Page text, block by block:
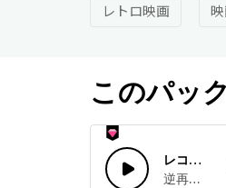
レトロ映画
このパッ
レコード
逆再生レ